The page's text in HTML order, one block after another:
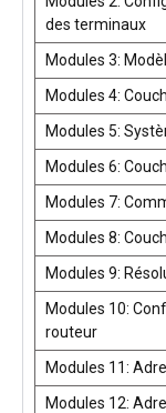
des terminaux
Modules 3:
Modules 4:
Modules 5:
Modules 6:
Modules 7:
Modules 8:
Modules 9:
Modules 10:
routeur
Modules 11:
Modules 12: